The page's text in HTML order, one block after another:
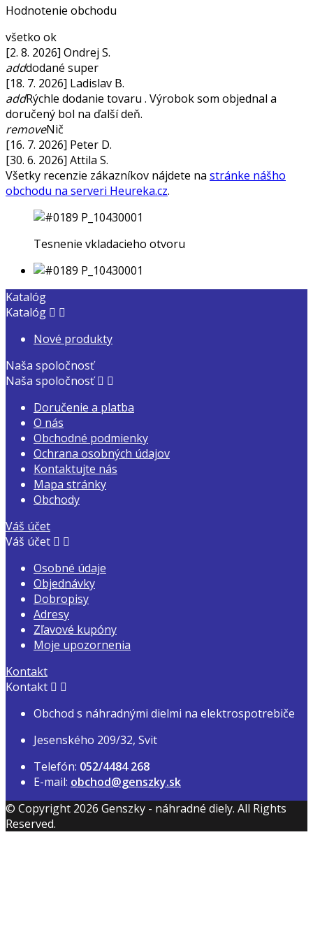
Hodnotenie obchodu
všetko ok
[2. 8. 2026] Ondrej S.
adddodané super
[18. 7. 2026] Ladislav B.
addRýchle dodanie tovaru . Výrobok som objednal a
doručený bol na ďalší deň.
removeNič
[16. 7. 2026] Peter D.
[30. 6. 2026] Attila S.
Všetky recenzie zákazníkov nájdete na stránke nášho
obchodu na serveri Heureka.cz.
Tesnenie vkladacieho otvoru
Katalóg
Katalóg  
Nové produkty
Naša spoločnosť
Naša spoločnosť  
Doručenie a platba
O nás
Obchodné podmienky
Ochrana osobných údajov
Kontaktujte nás
Mapa stránky
Obchody
Váš účet
Váš účet  
Osobné údaje
Objednávky
Dobropisy
Adresy
Zľavové kupóny
Moje upozornenia
Kontakt
Kontakt  
Obchod s náhradnými dielmi na elektrospotrebiče
Jesenského 209/32, Svit
Telefón: 052/4484 268
E-mail: obchod@genszky.sk
© Copyright 2026 Genszky - náhradné diely. All Rights
Reserved.